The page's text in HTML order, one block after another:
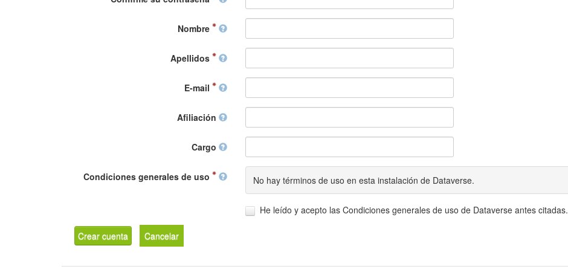
Nombre
Apellidos
E-mail
Afiliación
Cargo
Condiciones generales de uso No hay términos de uso en esta instalación de Dataverse.
He leído y acepto las Condiciones generales de uso de Dataverse antes citadas.
Crear cuenta Cancelar